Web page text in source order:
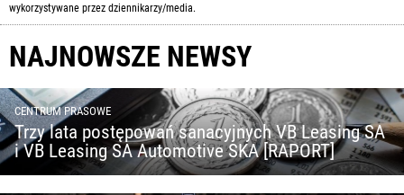
wykorzystywane przez dziennikarzy/media.
NAJNOWSZE NEWSY
CENTRUM PRASOWE
Trzy lata postępowań sanacyjnych VB Leasing SA
i VB Leasing SA Automotive SKA [RAPORT]